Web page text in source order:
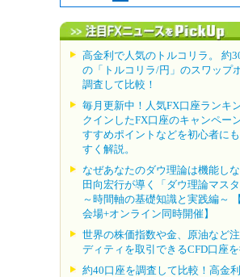
高金利で人気のトルコリラ。 約
の「トルコリラ/円」のスワップ
調査して比較！
毎月更新中！人気FX口座ランキ
クインしたFX口座のキャンペー
すすめポイントなどを初心者に
すく解説。
なぜあなたのダウ理論は機能し
田向宏行が導く「ダウ理論マスタ
～時間軸の基礎知識と実践編～
会場+オンライン同時開催】
世界の株価指数や金、原油など
ディティを取引できるCFD口座を
約40口座を調査して比較！高金